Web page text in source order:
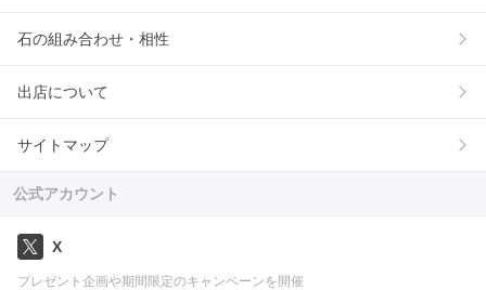
石の組み合わせ・相性
出店について
サイトマップ
公式アカウント
X
プレゼント企画や期間限定のキャンペーンを開催